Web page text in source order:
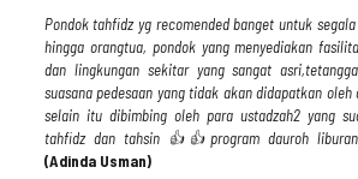
Pondok tahfidz yg recomended banget untuk
hingga orangtua, pondok yang menyediakan
dan lingkungan sekitar yang sangat
suasana pedesaan yang tidak akan didapatkan oleh
selain itu dibimbing oleh para ustadzah2 yang
tahfidz dan tahsin 👍👍 program dauroh
(Adinda Usman)